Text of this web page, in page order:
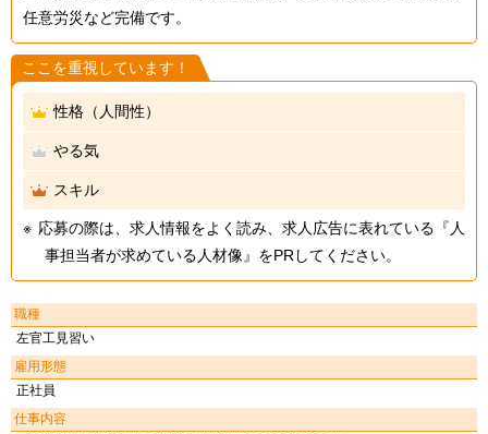
任意労災など完備です。
ここを重視しています！
性格（人間性）
やる気
スキル
応募の際は、求人情報をよく読み、求人広告に表れている『人
事担当者が求めている人材像』をPRしてください。
職種
左官工見習い
雇用形態
正社員
仕事内容